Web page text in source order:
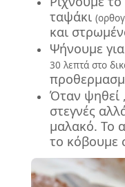
ταψάκι
και
Ψήνουμε
30 λεπτά στο
Όταν ψηθεί
στεγνές
μαλακό. Το
το κόβουμε